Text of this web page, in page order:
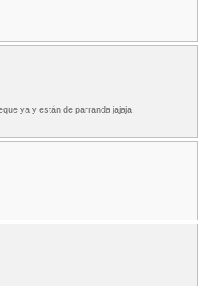
ya y están de parranda jajaja.